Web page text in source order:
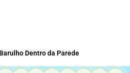
Dentro da Parede